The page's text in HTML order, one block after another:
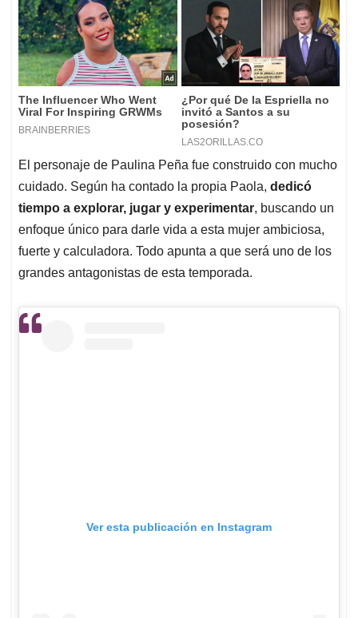
El personaje de Paulina Peña fue construido con mucho
cuidado. Según ha contado la propia Paola, dedicó
tiempo a explorar, jugar y experimentar, buscando un
enfoque único para darle vida a esta mujer ambiciosa,
fuerte y calculadora. Todo apunta a que será uno de los
grandes antagonistas de esta temporada.
Ver esta publicación en Instagram